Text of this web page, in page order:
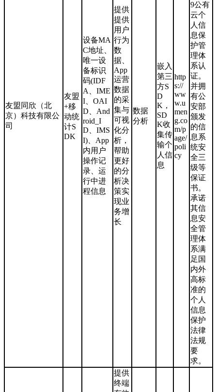
友盟同欣（北
京）科技有限公
司
友盟
+移
动统
计S
DK
设备MA
C地址、
唯一设
备标识
码(IDF
A、IME
I、OAI
D、And
roid_I
D、IMS
I)、App
内用户
操作记
录、运
行中进
程信息
提供
提供
用户
行为
数
据、
App
运营
数据
的采
集与
可视
化分
析，
帮助
更好
的分
析决
策实
现业
务增
长
数据
分析
嵌入
第三
方S
D
K，
SD
K收
集传
输个
人信
息
http
s://
ww
w.u
men
g.co
m/p
age/
poli
cy
9公有
云个
人信
息保
护管
理体
系认
证。
并拥
有公
安部
颁发
的信
息系
统安
全三
级等
保证
书。
承诺
其信
息安
全管
理体
系满
足国
内外
高标
准的
个人
信息
保护
法律
法规
要
求。
提供
终端